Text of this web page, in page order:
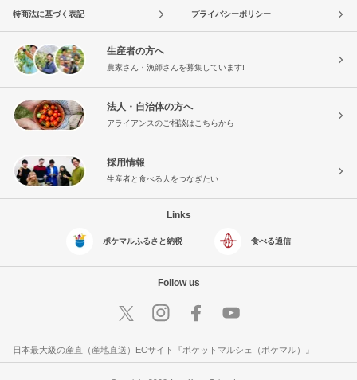
特商法に基づく表記 プライバシーポリシー
生産者の方へ
農家さん・漁師さんを募集しています!
法人・自治体の方へ
アライアンスのご相談はこちらから
採用情報
生産者と食べる人をつなぎたい
Links
ポケマルふるさと納税 食べる通信
Follow us
日本最大級の産直（産地直送）ECサイト『ポケットマルシェ（ポケマル）』